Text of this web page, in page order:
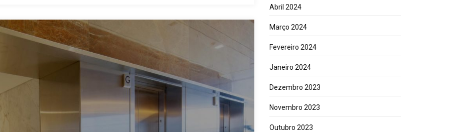
Abril 2024
Março 2024
Fevereiro 2024
Janeiro 2024
Dezembro 2023
Novembro 2023
Outubro 2023